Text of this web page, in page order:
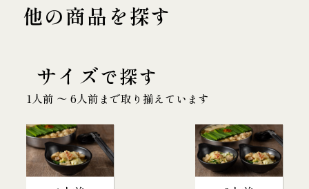
他の商品を探す
サイズで探す
1人前 〜 6人前まで取り揃えています